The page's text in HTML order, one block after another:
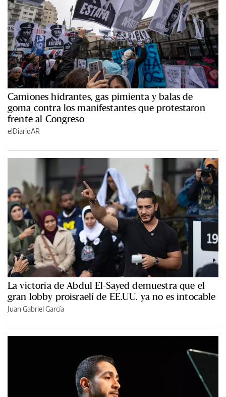
Camiones hidrantes, gas pimienta y balas de
goma contra los manifestantes que protestaron
frente al Congreso
elDiarioAR
La victoria de Abdul El-Sayed demuestra que el
gran lobby proisraelí de EE.UU. ya no es intocable
Juan Gabriel García